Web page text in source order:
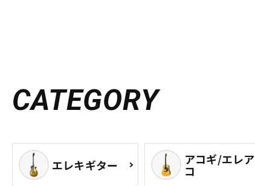
CATEGORY
エレキギター アコギ/エレア
コ